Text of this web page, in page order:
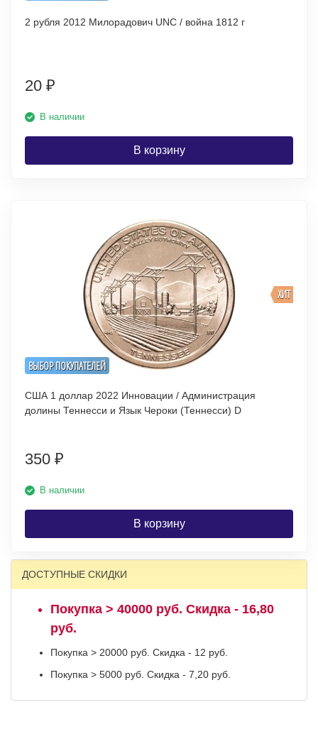
2 рубля 2012 Милорадович UNC / война 1812 г
20 ₽
В наличии
В корзину
ВЫБОР ПОКУПАТЕЛЕЙ
ХИТ
США 1 доллар 2022 Инновации / Администрация
долины Теннесси и Язык Чероки (Теннесси) D
350 ₽
В наличии
В корзину
ДОСТУПНЫЕ СКИДКИ
Покупка > 40000 руб. Скидка - 16,80
руб.
Покупка > 20000 руб. Скидка - 12 руб.
Покупка > 5000 руб. Скидка - 7,20 руб.